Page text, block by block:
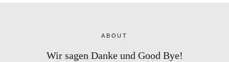
ABOUT
Wir sagen Danke und Good Bye!